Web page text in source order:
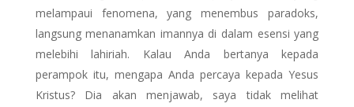
melampaui fenomena, yang menembus paradoks,
langsung menanamkan imannya di dalam esensi yang
melebihi lahiriah. Kalau Anda bertanya kepada
perampok itu, mengapa Anda percaya kepada Yesus
Kristus? Dia akan menjawab, saya tidak melihat